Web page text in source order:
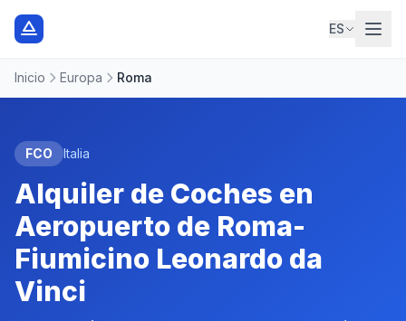
ES
Inicio Europa Roma
FCO Italia
Alquiler de Coches en
Aeropuerto de Roma-
Fiumicino Leonardo da
Vinci